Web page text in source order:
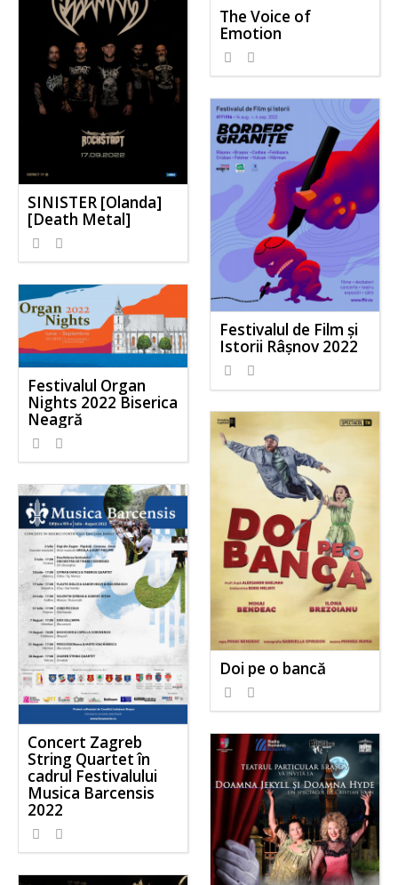
The Voice of
Emotion
SINISTER [Olanda]
[Death Metal]
Festivalul de Film şi
Istorii Râşnov 2022
Festivalul Organ
Nights 2022 Biserica
Neagră
Doi pe o bancă
Concert Zagreb
String Quartet în
cadrul Festivalului
Musica Barcensis
2022